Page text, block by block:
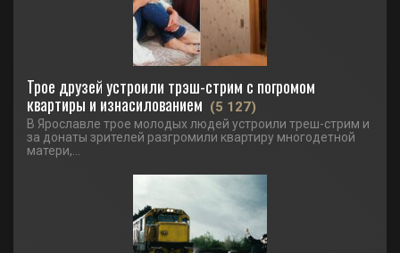
Трое друзей устроили трэш-стрим с погромом
квартиры и изнасилованием (5 127)
В Ярославле трое молодых людей устроили треш-стрим и
за донаты зрителей разгромили квартиру многодетной
матери,...